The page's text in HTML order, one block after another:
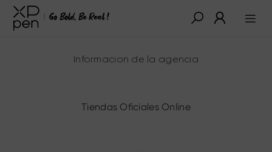
Informacion de la agencia
Tiendas Oficiales Online